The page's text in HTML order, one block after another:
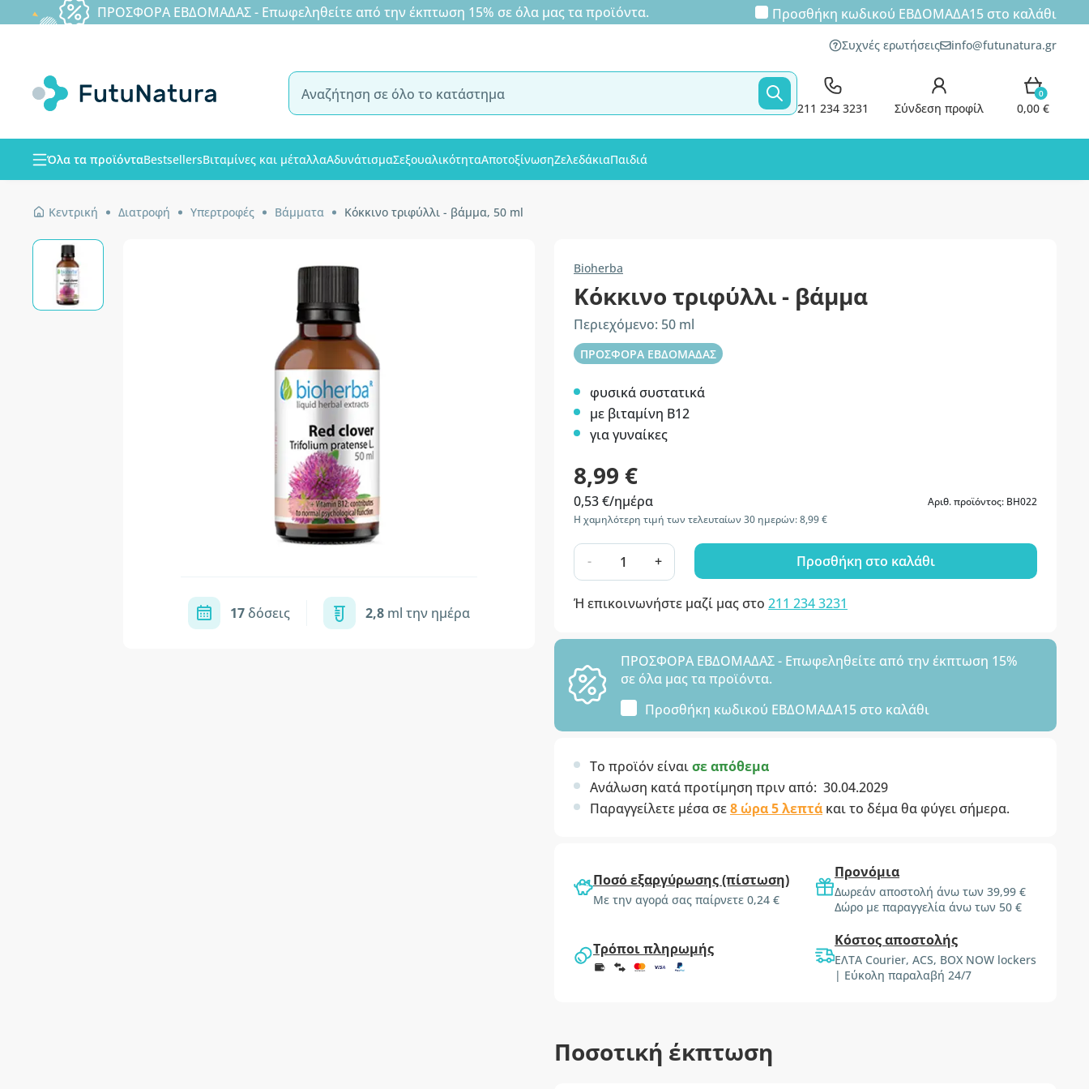
ΠΡΟΣΦΟΡΑ ΕΒΔΟΜΑΔΑΣ - Επωφεληθείτε από την έκπτωση 15% σε όλα μας τα προϊόντα. Προσθήκη κωδικού ΕΒΔΟΜΑΔΑ15στο καλάθι
Συχνές ερωτήσεις info@futunatura.gr
211 234 3231 Σύνδεση προφίλ
0
0,00 €
Όλα τα προϊόνταBestsellersΒιταμίνες και μέταλλαΑδυνάτισμαΣεξουαλικότηταΑποτοξίνωσηΖελεδάκιαΠαιδιά
Κεντρική Διατροφή Υπερτροφές Βάμματα Κόκκινο τριφύλλι - βάμμα, 50 ml
17 δόσεις 2,8 ml την ημέρα
Bioherba
Κόκκινο τριφύλλι - βάμμα
Περιεχόμενο: 50 ml
ΠΡΟΣΦΟΡΑ ΕΒΔΟΜΑΔΑΣ
φυσικά συστατικά
με βιταμίνη B12
για γυναίκες
8,99 €
0,53 €/ημέρα
Αριθ. προϊόντος: BH022
Η χαμηλότερη τιμή των τελευταίων 30 ημερών: 8,99 €
- + Προσθήκη στο καλάθι
Ή επικοινωνήστε μαζί μας στο 211 234 3231
ΠΡΟΣΦΟΡΑ ΕΒΔΟΜΑΔΑΣ - Επωφεληθείτε από την έκπτωση 15%
σε όλα μας τα προϊόντα.
Προσθήκη κωδικού ΕΒΔΟΜΑΔΑ15 στο καλάθι
Το προϊόν είναισε απόθεμα
Ανάλωση κατά προτίμηση πριν από: 30.04.2029
Παραγγείλετε μέσα σε8 ώρα 5 λεπτά και το δέμα θα φύγει σήμερα.
Ποσό εξαργύρωσης (πίστωση)
Με την αγορά σας παίρνετε 0,24 €
Προνόμια
Δωρεάν αποστολή άνω των 39,99 €
Δώρο με παραγγελία άνω των 50 €
Τρόποι πληρωμής Κόστος αποστολής
ΕΛΤΑ Courier, ACS, BOX NOW lockers
| Εύκολη παραλαβή 24/7
Ποσοτική έκπτωση